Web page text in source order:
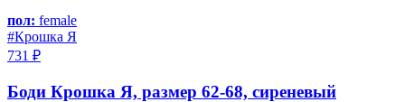
пол: female
#Крошка Я
731 ₽
Боди Крошка Я, размер 62-68, сиреневый